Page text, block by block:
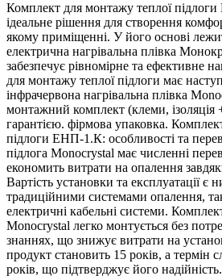
Комплект для монтажу теплої
ідеальне рішення для створення
якому приміщенні. У його основі
електрична нагрівальна плівка
забезпечує рівномірне та ефективне
для монтажу теплої підлоги має
інфрачервона нагрівальна плівка
монтажний комплект (клеми, ізоляція
гарантією. фірмова упаковка.
підлоги ЕНП-1.К: особливості та
підлога Monocrystal має численні
економить витрати на опалення
Вартість установки та експлуатації є
традиційними системами опалення,
електричні кабельні системи.
Monocrystal легко монтується без
знаннях, що знижує витрати на
продукт становить 15 років, а термін
років, що підтверджує його